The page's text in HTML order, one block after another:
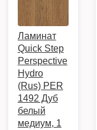
Ламинат
Quick Step
Perspective
Hydro
(Rus) PER
1492 Дуб
белый
медиум, 1